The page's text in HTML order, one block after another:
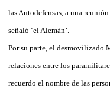
las Autodefensas, a una
señaló ‘el Alemán’.
Por su parte, el desmovilizado
relaciones entre los
recuerdo el nombre de las